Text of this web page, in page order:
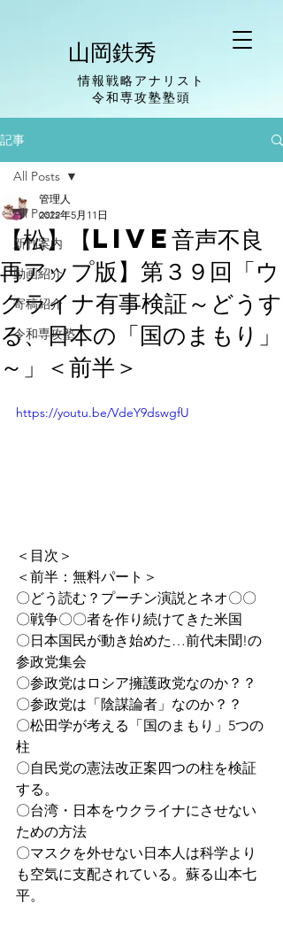
山岡鉄秀
情報戦略アナリスト
​令和専攻塾塾頭
記事
All Posts
新刊案内
動画紹介
寄稿紹介
令和専攻塾
All Posts
【松】【LIVE音声不良
再アップ版】第３９回「ウ
クライナ有事検証～どうす
る、日本の「国のまもり」
～」＜前半＞
管理人
2022年5月11日
https://youtu.be/VdeY9dswgfU
＜目次＞
＜前半：無料パート＞
〇どう読む？プーチン演説とネオ〇〇
〇戦争〇〇者を作り続けてきた米国
〇日本国民が動き始めた…前代未聞!の
参政党集会
〇参政党はロシア擁護政党なのか？？
〇参政党は「陰謀論者」なのか？？
〇松田学が考える「国のまもり」5つの
柱
〇自民党の憲法改正案四つの柱を検証
する。
〇台湾・日本をウクライナにさせない
ための方法
〇マスクを外せない日本人は科学より
も空気に支配されている。蘇る山本七
平。